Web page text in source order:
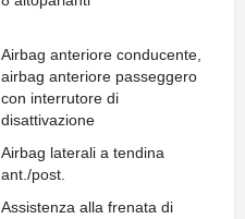
Airbag anteriore conducente,
airbag anteriore passeggero
con interrutore di
disattivazione
Airbag laterali a tendina
ant./post.
Assistenza alla frenata di